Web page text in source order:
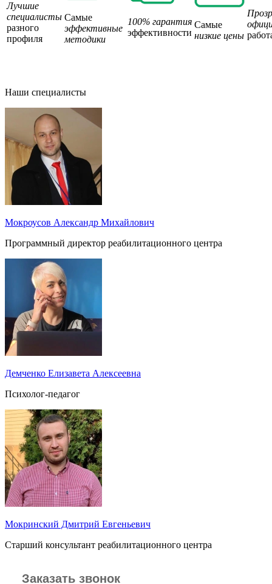
Лучшие
специалисты
разного
профиля
Самые
эффективные
методики
100% гарантия
эффективности
Самые
низкие цены
Наши специалисты
Мокроусов Александр Михайлович
Программный директор реабилитационного центра
Демченко Елизавета Алексеевна
Психолог-педагог
Мокринский Дмитрий Евгеньевич
Старший консультант реабилитационного центра